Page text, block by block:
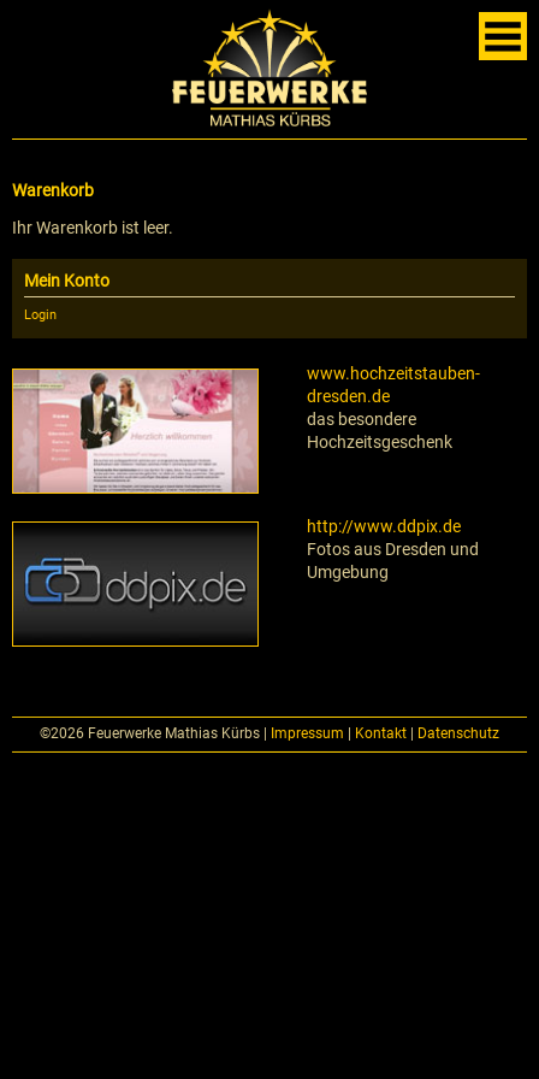
Warenkorb
Ihr Warenkorb ist leer.
Mein Konto
Login
www.hochzeitstauben-
dresden.de
das besondere
Hochzeitsgeschenk
http://www.ddpix.de
Fotos aus Dresden und
Umgebung
©2026 Feuerwerke Mathias Kürbs | Impressum | Kontakt | Datenschutz